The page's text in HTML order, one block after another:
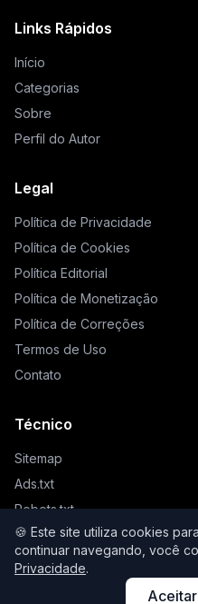
🍪 Este site utiliza cookies
continuar navegando, você
Privacidade.
Links Rápidos
Início
Categorias
Sobre
Perfil do Autor
Legal
Política de Privacidade
Política de Cookies
Política Editorial
Política de Monetização
Política de Correções
Termos de Uso
Contato
Técnico
Sitemap
Ads.txt
Robots.txt
Llms.txt